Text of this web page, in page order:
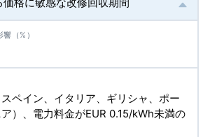
格に敏感な改修回収期間
ペイン、イタリア、ギリシャ、ポー
）、電力料金がEUR 0.15/kWh未満の